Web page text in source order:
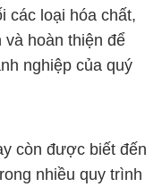
các loại hóa chất,
hoàn thiện để
nghiệp của quý
còn được biết đến
nhiều quy trình